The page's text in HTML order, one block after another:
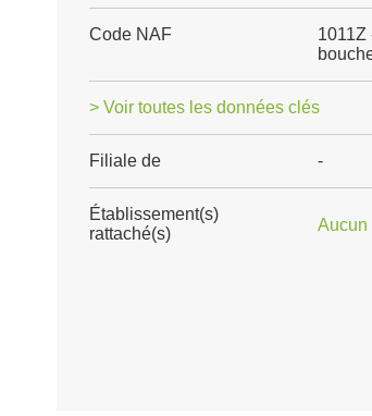
Code NAF
1011Z
> Voir toutes les données clés
Filiale de -
Établissement(s)
rattaché(s)
Aucun